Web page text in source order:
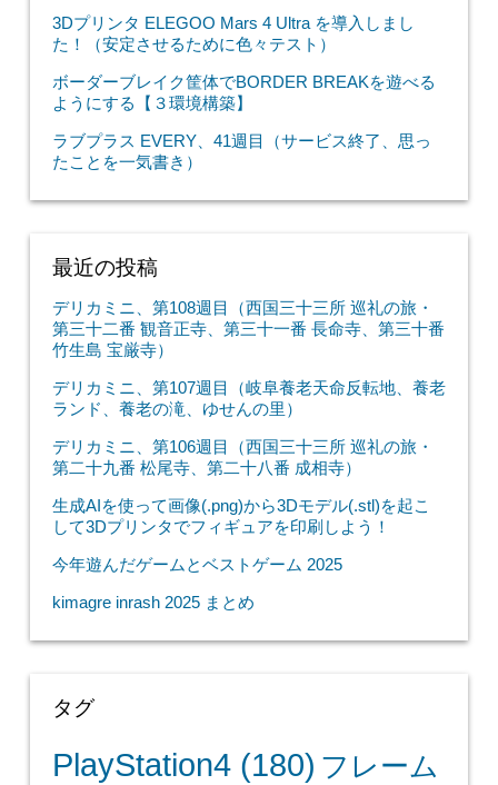
3Dプリンタ ELEGOO Mars 4 Ultra を導入しまし
た！（安定させるために色々テスト）
ボーダーブレイク筐体でBORDER BREAKを遊べる
ようにする【３環境構築】
ラブプラス EVERY、41週目（サービス終了、思っ
たことを一気書き）
最近の投稿
デリカミニ、第108週目（西国三十三所 巡礼の旅・
第三十二番 観音正寺、第三十一番 長命寺、第三十番
竹生島 宝厳寺）
デリカミニ、第107週目（岐阜養老天命反転地、養老
ランド、養老の滝、ゆせんの里）
デリカミニ、第106週目（西国三十三所 巡礼の旅・
第二十九番 松尾寺、第二十八番 成相寺）
生成AIを使って画像(.png)から3Dモデル(.stl)を起こ
して3Dプリンタでフィギュアを印刷しよう！
今年遊んだゲームとベストゲーム 2025
kimagre inrash 2025 まとめ
タグ
PlayStation4(180) フレーム